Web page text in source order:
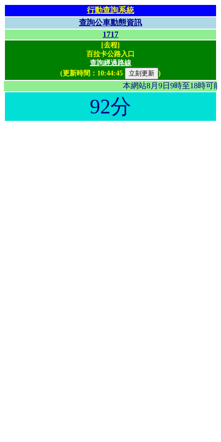
行動查詢系統
查詢公車動態資訊
1717
[去程]
百拉卡公路入口
查詢經過路線
(更新時間： 10:44:45 )
本網站8月9日9時至18
92分